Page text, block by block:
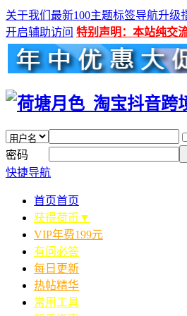
关于我们 最新100主题标签导航升级
开启辅助访问 特别声明：本站纯交
密码
快捷导航
首页首页
获得荷币▼
VIP年费199元
有问必答
每日更新
热帖精华
常用工具